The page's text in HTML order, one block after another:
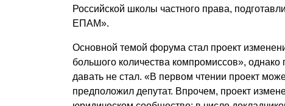
Российской школы частного права,
ЕПАМ».
Основной темой форума стал проект
большого количества компромиссов»,
давать не стал. «В первом чтении проект
предположил депутат. Впрочем, проект